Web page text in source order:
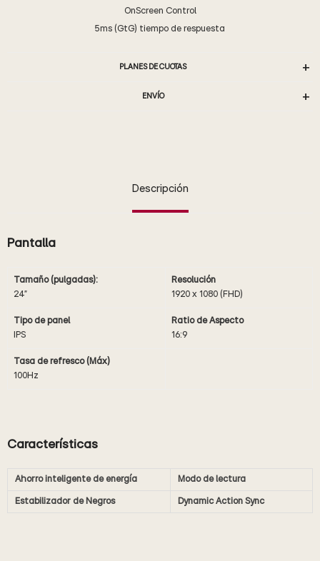
OnScreen Control
5ms (GtG) tiempo de respuesta
PLANES DE CUOTAS
ENVÍO
Descripción
Pantalla
Tamaño (pulgadas):
24"
Resolución
1920 x 1080 (FHD)
Tipo de panel
IPS
Ratio de Aspecto
16:9
Tasa de refresco (Máx)
100Hz
Características
Ahorro inteligente de energía Modo de lectura
Estabilizador de Negros Dynamic Action Sync